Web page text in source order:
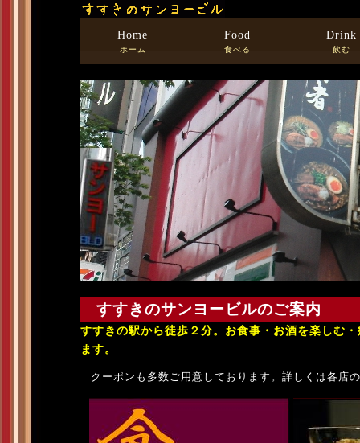
Home
ホーム
Food
食べる
Drink
飲む
すすきのサンヨービルのご案内
すすきの駅から徒歩２分。お食事・お酒を楽しむ
ます。
クーポンも多数ご用意しております。詳しくは各店